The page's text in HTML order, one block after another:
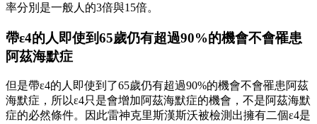
率分別是一般人的3倍與15倍。
帶ε4的人即使到65歲仍有超過90%的機會不會罹患
阿茲海默症
但是帶ε4的人即使到了65歲仍有超過90%的機會不會罹患阿茲
海默症，所以ε4只是會增加阿茲海默症的機會，不是阿茲海默
症的必然條件。因此雷神克里斯漢斯沃被檢測出擁有二個ε4是